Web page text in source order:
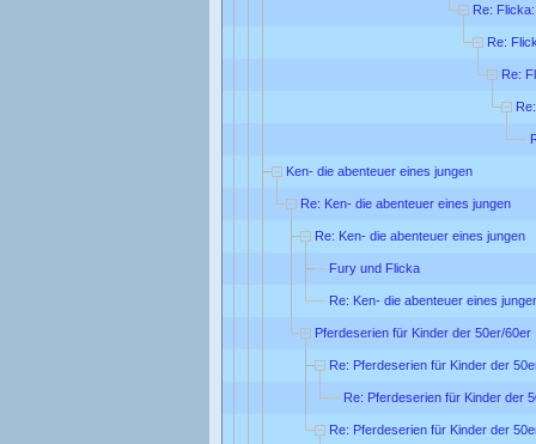
Re:
Re:
Re:
Ken- die abenteuer eines jungen
Re: Ken- die abenteuer eines jungen
Re: Ken- die abenteuer eines jungen
Fury und Flicka
Re: Ken- die abenteuer eines
Pferdeserien für Kinder der 50er/
Re: Pferdeserien für Kinder der
Re: Pferdeserien für Kinder der
Re: Pferdeserien für Kinder der